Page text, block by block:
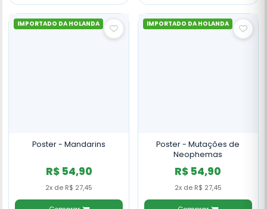
IMPORTADO DA HOLANDA
Poster - Mandarins
R$ 54,90
2x de R$ 27,45
IMPORTADO DA HOLANDA
Poster - Mutações de
Neophemas
R$ 54,90
2x de R$ 27,45